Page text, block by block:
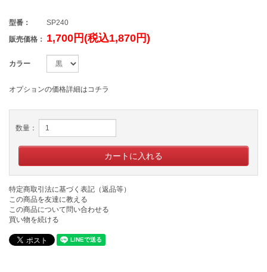
型番：
SP240
販売価格： 1,700円(税込1,870円)
カラー
オプションの価格詳細はコチラ
数量：
特定商取引法に基づく表記（返品等）
この商品を友達に教える
この商品について問い合わせる
買い物を続ける